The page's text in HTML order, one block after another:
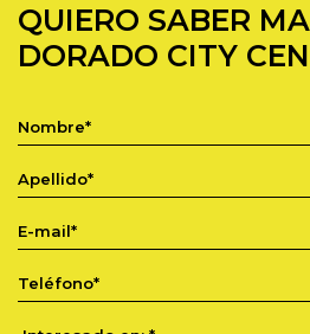
QUIERO SABER
DORADO CITY